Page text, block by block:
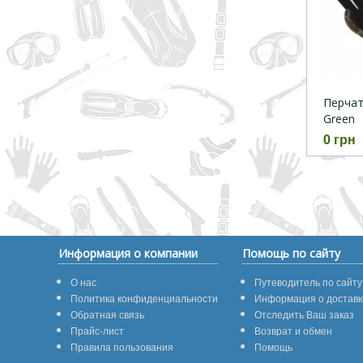
Green
0 грн
Информация о компании
О нас
Политика конфиденциальности
Обратная связь
Прайс-лист
Правила пользования
Помощь по сайту
Путеводитель по сайту
Информация о
Отследить Ваш заказ
Возврат и обмен
Помощь